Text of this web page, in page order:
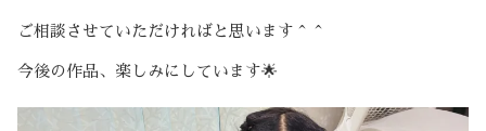
ご相談させていただければと思います＾＾
今後の作品、楽しみにしています🌟